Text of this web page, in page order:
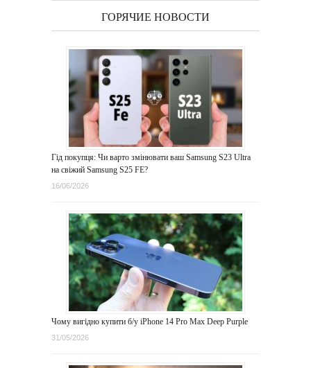
ГОРЯЧИЕ НОВОСТИ
Гід покупця: Чи варто змінювати ваш Samsung S23 Ultra
на свіжий Samsung S25 FE?
16/06/2026
Чому вигідно купити б/у iPhone 14 Pro Max Deep Purple
31/05/2026